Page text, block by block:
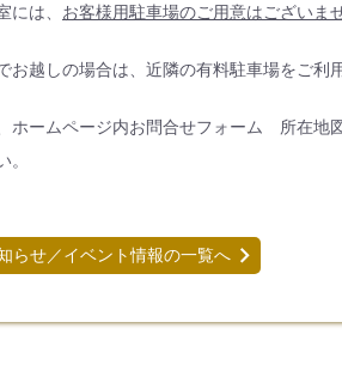
には、 お客様用駐車場のご用意はございま
お越しの場合は、近隣の有料駐車場をご利
ホームページ内お問合せフォーム 所在地
。
らせ／イベント情報の一覧へ